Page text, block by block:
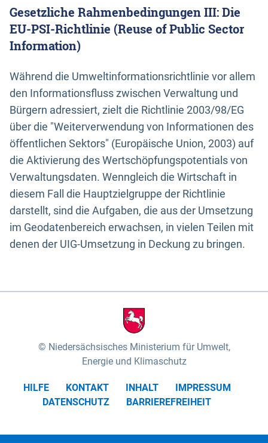
Gesetzliche Rahmenbedingungen III: Die
EU-PSI-Richtlinie (Reuse of Public Sector
Information)
Während die Umweltinformationsrichtlinie vor allem
den Informationsfluss zwischen Verwaltung und
Bürgern adressiert, zielt die Richtlinie 2003/98/EG
über die "Weiterverwendung von Informationen des
öffentlichen Sektors" (Europäische Union, 2003) auf
die Aktivierung des Wertschöpfungspotentials von
Verwaltungsdaten. Wenngleich die Wirtschaft in
diesem Fall die Hauptzielgruppe der Richtlinie
darstellt, sind die Aufgaben, die aus der Umsetzung
im Geodatenbereich erwachsen, in vielen Teilen mit
denen der UIG-Umsetzung in Deckung zu bringen.
Niedersächsisches Ministerium für Umwelt,
Energie und Klimaschutz
HILFE KONTAKT INHALT
IMPRESSUM
DATENSCHUTZ
BARRIEREFREIHEIT